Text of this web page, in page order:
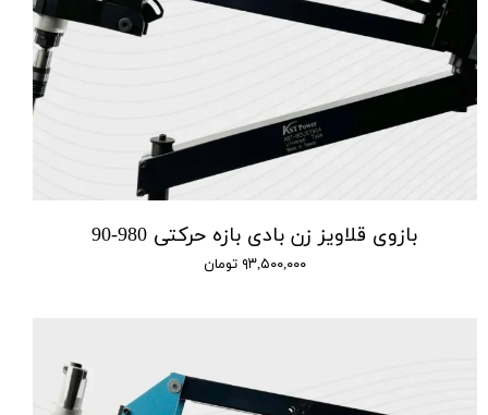
بازوی قلاویز زن بادی بازه حرکتی 980-90
۹۳,۵۰۰,۰۰۰ تومان